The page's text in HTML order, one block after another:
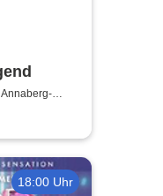
18:00 Uhr